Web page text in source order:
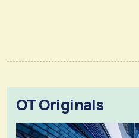
OT Originals